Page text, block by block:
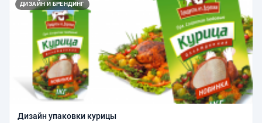
ДИЗАЙН И БРЕНДИНГ
Дизайн упаковки курицы